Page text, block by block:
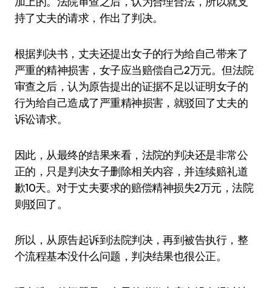
持了丈夫的请求，作出了判决。
根据判决书，丈夫还提出女子的行为给自己带来了
严重的精神损害，女子应当赔偿自己2万元。但法院
审查之后，认为原告提出的证据不足以证明女子的
行为给自己造成了严重精神损害，就驳回了丈夫的
诉讼请求。
因此，从最终的结果来看，法院的判决还是非常公
正的，只是判决女子删除相关内容，并连续赔礼道
歉10天。对于丈夫要求的赔偿精神损失2万元，法院
则驳回了。
所以，从原告起诉到法院判决，再到被告执行，整
个流程基本没什么问题，判决结果也很公正。